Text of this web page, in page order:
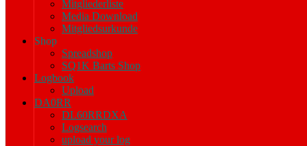
Mitgliederliste
Media Download
Mitgliedsurkunde
Shop
Spreadshop
SQ1K Barts Shop
Logbook
Upload
DA0RR
DL60RRDXA
Logsearch
upload your log